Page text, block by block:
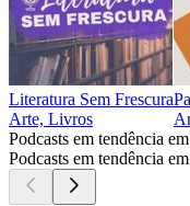
Literatura Sem Frescura
Arte, Livros
Podcasts em tendência
Podcasts em tendência